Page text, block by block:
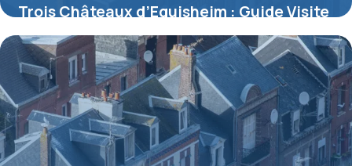
Trois Châteaux d’Eguisheim : Guide Visite
Complet
8 juillet 2026